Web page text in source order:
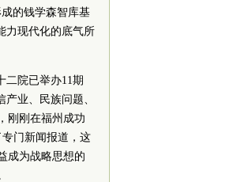
的钱学森智库基
力现代化的底气所
二院已举办11期
业、民族问题、
刚刚在福州成功
门新闻报道，这
成为战略思想的